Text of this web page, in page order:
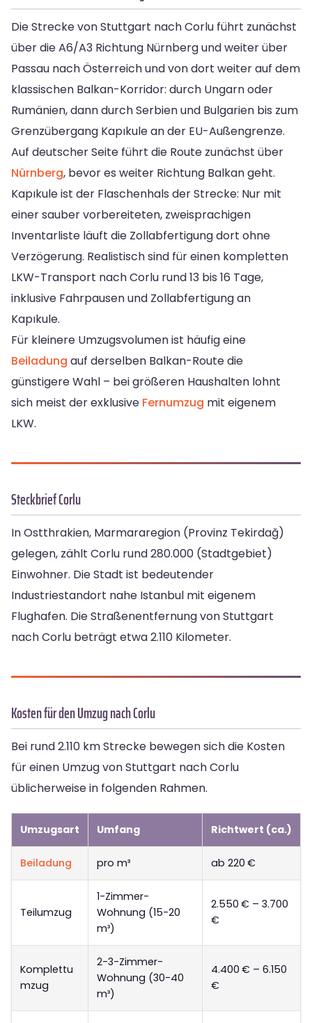
Die Strecke von Stuttgart nach Corlu führt zunächst
über die A6/A3 Richtung Nürnberg und weiter über
Passau nach Österreich und von dort weiter auf dem
klassischen Balkan-Korridor: durch Ungarn oder
Rumänien, dann durch Serbien und Bulgarien bis zum
Grenzübergang Kapıkule an der EU-Außengrenze.
Auf deutscher Seite führt die Route zunächst über
Nürnberg, bevor es weiter Richtung Balkan geht.
Kapıkule ist der Flaschenhals der Strecke: Nur mit
einer sauber vorbereiteten, zweisprachigen
Inventarliste läuft die Zollabfertigung dort ohne
Verzögerung. Realistisch sind für einen kompletten
LKW-Transport nach Corlu rund 13 bis 16 Tage,
inklusive Fahrpausen und Zollabfertigung an
Kapıkule.
Für kleinere Umzugsvolumen ist häufig eine
Beiladung auf derselben Balkan-Route die
günstigere Wahl – bei größeren Haushalten lohnt
sich meist der exklusive Fernumzug mit eigenem
LKW.
Steckbrief Corlu
In Ostthrakien, Marmararegion (Provinz Tekirdağ)
gelegen, zählt Corlu rund 280.000 (Stadtgebiet)
Einwohner. Die Stadt ist bedeutender
Industriestandort nahe Istanbul mit eigenem
Flughafen. Die Straßenentfernung von Stuttgart
nach Corlu beträgt etwa 2.110 Kilometer.
Kosten für den Umzug nach Corlu
Bei rund 2.110 km Strecke bewegen sich die Kosten
für einen Umzug von Stuttgart nach Corlu
üblicherweise in folgenden Rahmen.
Umzugsart Umfang Richtwert (ca.)
Beiladung pro m³ ab 220 €
Teilumzug
1-Zimmer-
Wohnung (15-20
m³)
2.550 € – 3.700
€
Komplettu
mzug
2-3-Zimmer-
Wohnung (30-40
m³)
4.400 € – 6.150
€